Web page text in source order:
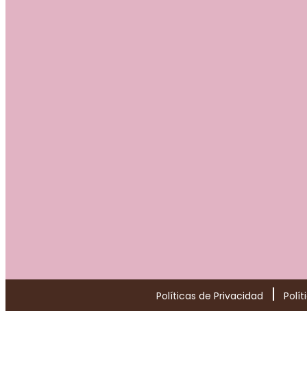
Políticas de Privacidad |